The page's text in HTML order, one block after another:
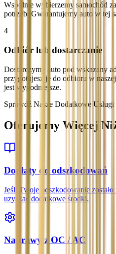
Wspólnie wybierzemy samochód
potrzeb. Gwarantujemy auto w tej
4
Odbiór lub dostarczanie
Dostarczymy auto pod wskazany
przygotujesz je do odbioru w
jest wygodniejsze.
Sprawdź Nasze Dodatkowe Usługi
Oferujemy Więcej
Dopłaty do odszkodowań
Jeśli Twoje odszkodowanie
uzyskać dodatkowe środki.
Naprawy z OC / AC